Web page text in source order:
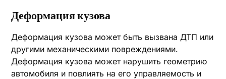
Деформация кузова
Деформация кузова может быть вызвана ДТП или
другими механическими повреждениями.
Деформация кузова может нарушить геометрию
автомобиля и повлиять на его управляемость и